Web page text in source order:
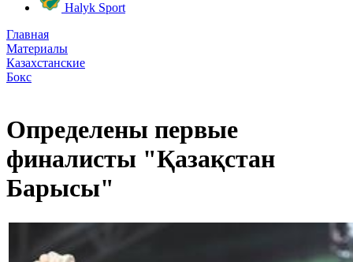
Halyk Sport
Главная
Материалы
Казахстанские
Бокс
Определены первые
финалисты "Қазақстан
Барысы"